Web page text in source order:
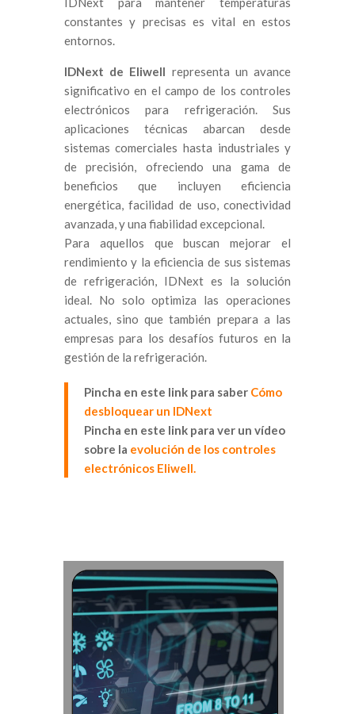
constantes y precisas es vital en estos
entornos.
IDNext de Eliwell representa un avance
significativo en el campo de los controles
electrónicos para refrigeración. Sus
aplicaciones técnicas abarcan desde
sistemas comerciales hasta industriales y
de precisión, ofreciendo una gama de
beneficios que incluyen eficiencia
energética, facilidad de uso, conectividad
avanzada, y una fiabilidad excepcional.
Para aquellos que buscan mejorar el
rendimiento y la eficiencia de sus sistemas
de refrigeración, IDNext es la solución
ideal. No solo optimiza las operaciones
actuales, sino que también prepara a las
empresas para los desafíos futuros en la
gestión de la refrigeración.
Pincha en este link para saber Cómo
desbloquear un IDNext
Pincha en este link para ver un vídeo
sobre la evolución de los controles
electrónicos Eliwell.